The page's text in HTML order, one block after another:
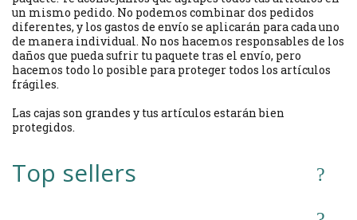
un mismo pedido. No podemos combinar dos pedidos
diferentes, y los gastos de envío se aplicarán para cada uno
de manera individual. No nos hacemos responsables de los
daños que pueda sufrir tu paquete tras el envío, pero
hacemos todo lo posible para proteger todos los artículos
frágiles.
Las cajas son grandes y tus artículos estarán bien
protegidos.
Top sellers